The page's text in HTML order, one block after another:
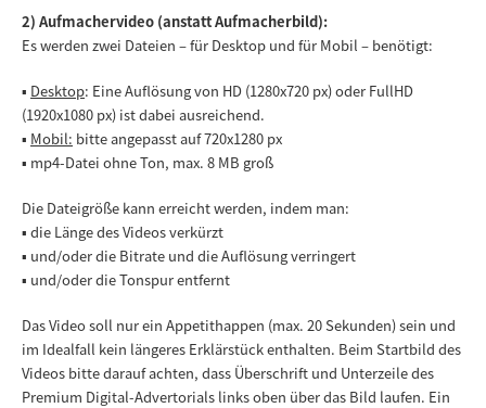
2) Aufmachervideo (anstatt Aufmacherbild):
Es werden zwei Dateien – für Desktop und für Mobil – benötigt:
▪ Desktop: Eine Auflösung von HD (1280x720 px) oder FullHD
(1920x1080 px) ist dabei ausreichend.
▪ Mobil: bitte angepasst auf 720x1280 px
▪ mp4-Datei ohne Ton, max. 8 MB groß
Die Dateigröße kann erreicht werden, indem man:
▪ die Länge des Videos verkürzt
▪ und/oder die Bitrate und die Auflösung verringert
▪ und/oder die Tonspur entfernt
Das Video soll nur ein Appetithappen (max. 20 Sekunden) sein und
im Idealfall kein längeres Erklärstück enthalten. Beim Startbild des
Videos bitte darauf achten, dass Überschrift und Unterzeile des
Premium Digital-Advertorials links oben über das Bild laufen. Ein